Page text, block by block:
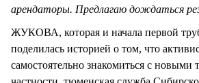
арендаторы. Предлагаю дождаться
ЖУКОВА, которая и начала первой
поделилась историей о том, что
самостоятельно знакомиться с новыми